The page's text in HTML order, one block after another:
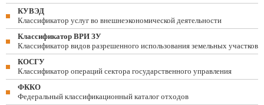
КУВЭД
Классификатор услуг во внешнеэкономической деятельности
Классификатор ВРИ ЗУ
Классификатор видов разрешенного использования земельных участков
КОСГУ
Классификатор операций сектора государственного управления
ФККО
Федеральный классификационный каталог отходов